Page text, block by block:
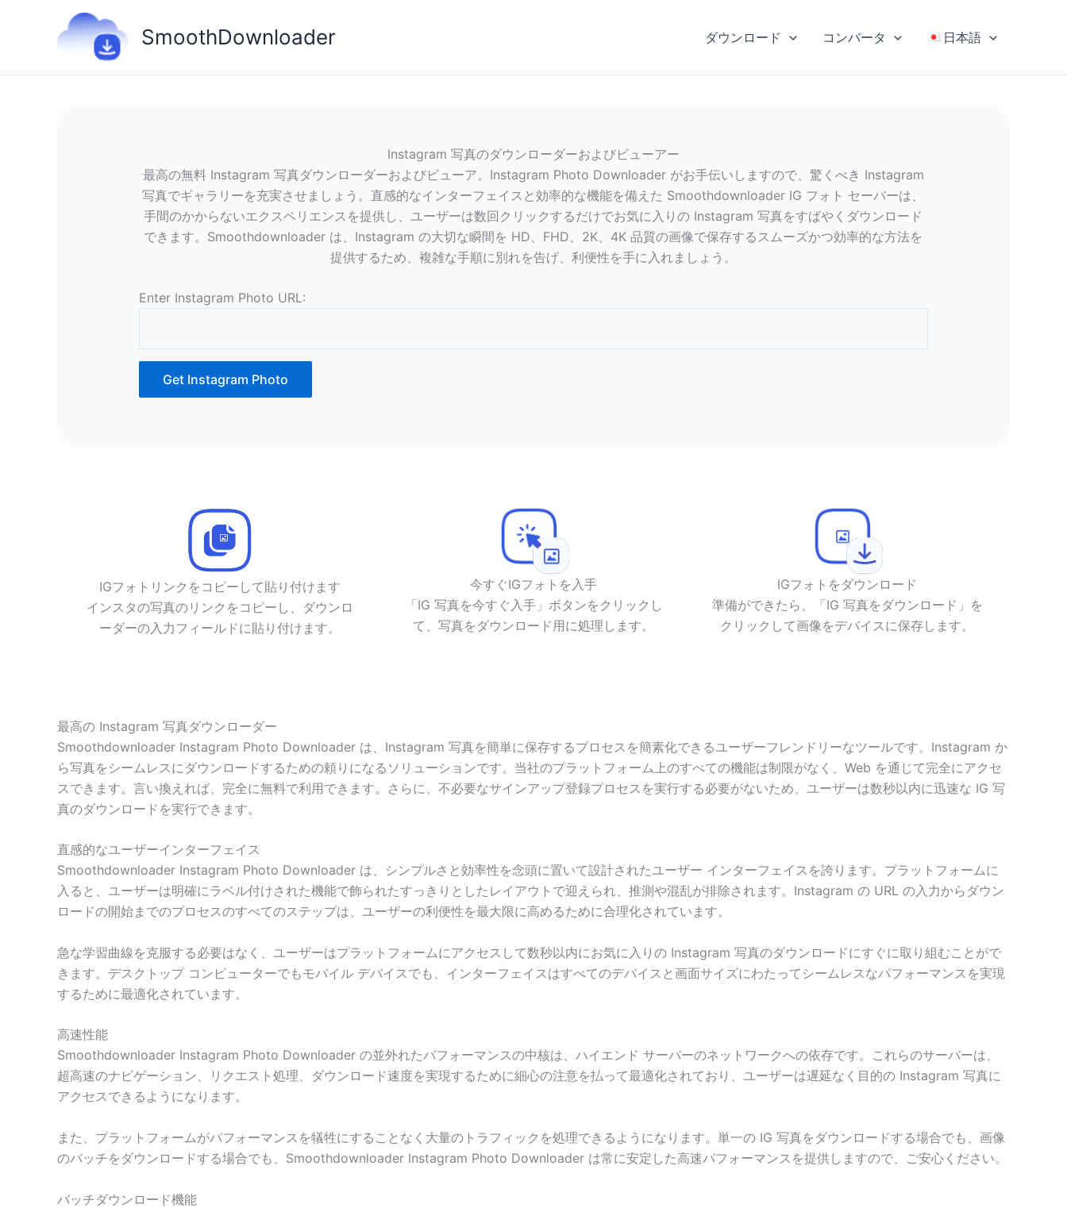
ス
SmoothDownloader ダウンロード コンバータ 日本語
Instagram 写真のダウンローダーおよびビューアー
最高の無料 Instagram 写真ダウンローダーおよびビューア。Instagram Photo Downloader がお手伝いしますので、驚くべき Instagram
写真でギャラリーを充実させましょう。直感的なインターフェイスと効率的な機能を備えた Smoothdownloader IG フォト セーバーは、
手間のかからないエクスペリエンスを提供し、ユーザーは数回クリックするだけでお気に入りの Instagram 写真をすばやくダウンロード
できます。Smoothdownloader は、Instagram の大切な瞬間を HD、FHD、2K、4K 品質の画像で保存するスムーズかつ効率的な方法を
提供するため、複雑な手順に別れを告げ、利便性を手に入れましょう。
Enter Instagram Photo URL:
Get Instagram Photo
IGフォトリンクをコピーして貼り付けます
インスタの写真のリンクをコピーし、ダウンロ
ーダーの入力フィールドに貼り付けます。
今すぐIGフォトを入手
「IG 写真を今すぐ入手」ボタンをクリックし
て、写真をダウンロード用に処理します。
IGフォトをダウンロード
準備ができたら、「IG 写真をダウンロード」を
クリックして画像をデバイスに保存します。
最高の Instagram 写真ダウンローダー
Smoothdownloader Instagram Photo Downloader は、Instagram 写真を簡単に保存するプロセスを簡素化できるユーザーフレンドリーなツールです。Instagram か
ら写真をシームレスにダウンロードするための頼りになるソリューションです。当社のプラットフォーム上のすべての機能は制限がなく、Web を通じて完全にアクセ
スできます。言い換えれば、完全に無料で利用できます。さらに、不必要なサインアップ登録プロセスを実行する必要がないため、ユーザーは数秒以内に迅速な IG 写
真のダウンロードを実行できます。
直感的なユーザーインターフェイス
Smoothdownloader Instagram Photo Downloader は、シンプルさと効率性を念頭に置いて設計されたユーザー インターフェイスを誇ります。プラットフォームに
入ると、ユーザーは明確にラベル付けされた機能で飾られたすっきりとしたレイアウトで迎えられ、推測や混乱が排除されます。Instagram の URL の入力からダウン
ロードの開始までのプロセスのすべてのステップは、ユーザーの利便性を最大限に高めるために合理化されています。
急な学習曲線を克服する必要はなく、ユーザーはプラットフォームにアクセスして数秒以内にお気に入りの Instagram 写真のダウンロードにすぐに取り組むことがで
きます。デスクトップ コンピューターでもモバイル デバイスでも、インターフェイスはすべてのデバイスと画面サイズにわたってシームレスなパフォーマンスを実現
するために最適化されています。
高速性能
Smoothdownloader Instagram Photo Downloader の並外れたパフォーマンスの中核は、ハイエンド サーバーのネットワークへの依存です。これらのサーバーは、
超高速のナビゲーション、リクエスト処理、ダウンロード速度を実現するために細心の注意を払って最適化されており、ユーザーは遅延なく目的の Instagram 写真に
アクセスできるようになります。
また、プラットフォームがパフォーマンスを犠牲にすることなく大量のトラフィックを処理できるようになります。単一の IG 写真をダウンロードする場合でも、画像
のバッチをダウンロードする場合でも、Smoothdownloader Instagram Photo Downloader は常に安定した高速パフォーマンスを提供しますので、ご安心ください。
バッチダウンロード機能